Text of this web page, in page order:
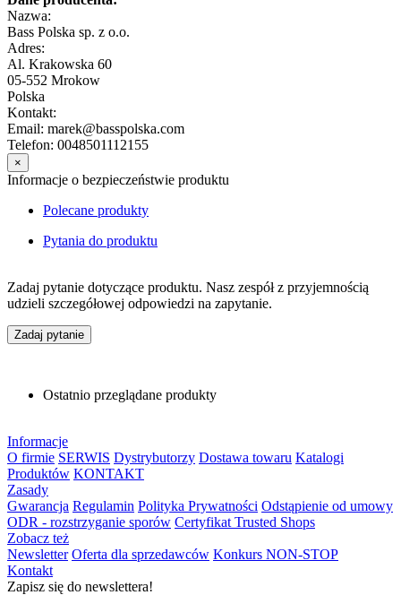
Nazwa:
Bass Polska sp. z o.o.
Adres:
Al. Krakowska 60
05-552 Mrokow
Polska
Kontakt:
Email: marek@basspolska.com
Telefon: 0048501112155
×
Informacje o bezpieczeństwie produktu
Polecane produkty
Pytania do produktu
Zadaj pytanie dotyczące produktu. Nasz zespół z przyjemnością
udzieli szczegółowej odpowiedzi na zapytanie.
Zadaj pytanie
Ostatnio przeglądane produkty
Informacje
O firmie SERWIS Dystrybutorzy Dostawa towaru Katalogi
Produktów KONTAKT
Zasady
Gwarancja Regulamin Polityka Prywatności Odstąpienie od umowy
ODR - rozstrzyganie sporów Certyfikat Trusted Shops
Zobacz też
Newsletter Oferta dla sprzedawców Konkurs NON-STOP
Kontakt
Zapisz się do newslettera!